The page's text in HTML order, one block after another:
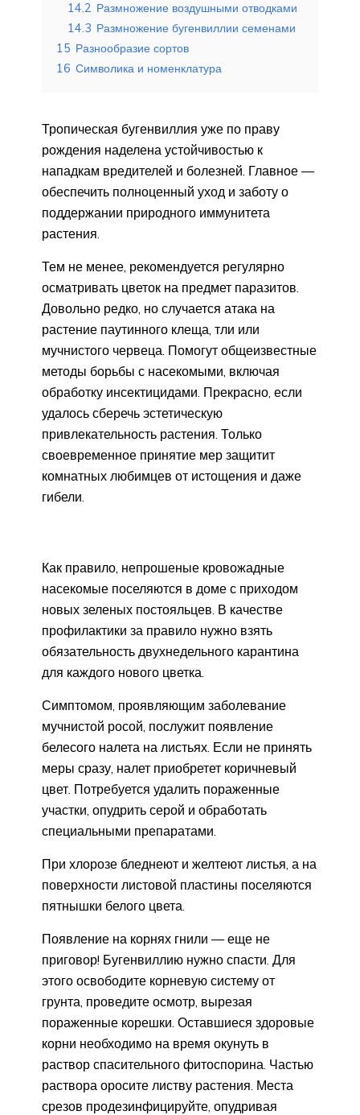
14.2 Размножение воздушными отводками
14.3 Размножение бугенвиллии семенами
15 Разнообразие сортов
16 Символика и номенклатура
Тропическая бугенвиллия уже по праву
рождения наделена устойчивостью к
нападкам вредителей и болезней. Главное —
обеспечить полноценный уход и заботу о
поддержании природного иммунитета
растения.
Тем не менее, рекомендуется регулярно
осматривать цветок на предмет паразитов.
Довольно редко, но случается атака на
растение паутинного клеща, тли или
мучнистого червеца. Помогут общеизвестные
методы борьбы с насекомыми, включая
обработку инсектицидами. Прекрасно, если
удалось сберечь эстетическую
привлекательность растения. Только
своевременное принятие мер защитит
комнатных любимцев от истощения и даже
гибели.
Как правило, непрошеные кровожадные
насекомые поселяются в доме с приходом
новых зеленых постояльцев. В качестве
профилактики за правило нужно взять
обязательность двухнедельного карантина
для каждого нового цветка.
Симптомом, проявляющим заболевание
мучнистой росой, послужит появление
белесого налета на листьях. Если не принять
меры сразу, налет приобретет коричневый
цвет. Потребуется удалить пораженные
участки, опудрить серой и обработать
специальными препаратами.
При хлорозе бледнеют и желтеют листья, а на
поверхности листовой пластины поселяются
пятнышки белого цвета.
Появление на корнях гнили — еще не
приговор! Бугенвиллию нужно спасти. Для
этого освободите корневую систему от
грунта, проведите осмотр, вырезая
пораженные корешки. Оставшиеся здоровые
корни необходимо на время окунуть в
раствор спасительного фитоспорина. Частью
раствора оросите листву растения. Места
срезов продезинфицируйте, опудривая